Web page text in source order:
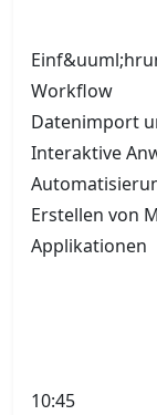
Workflow
Datenimport
Interaktive
Erstellen von
Applikationen
10:45